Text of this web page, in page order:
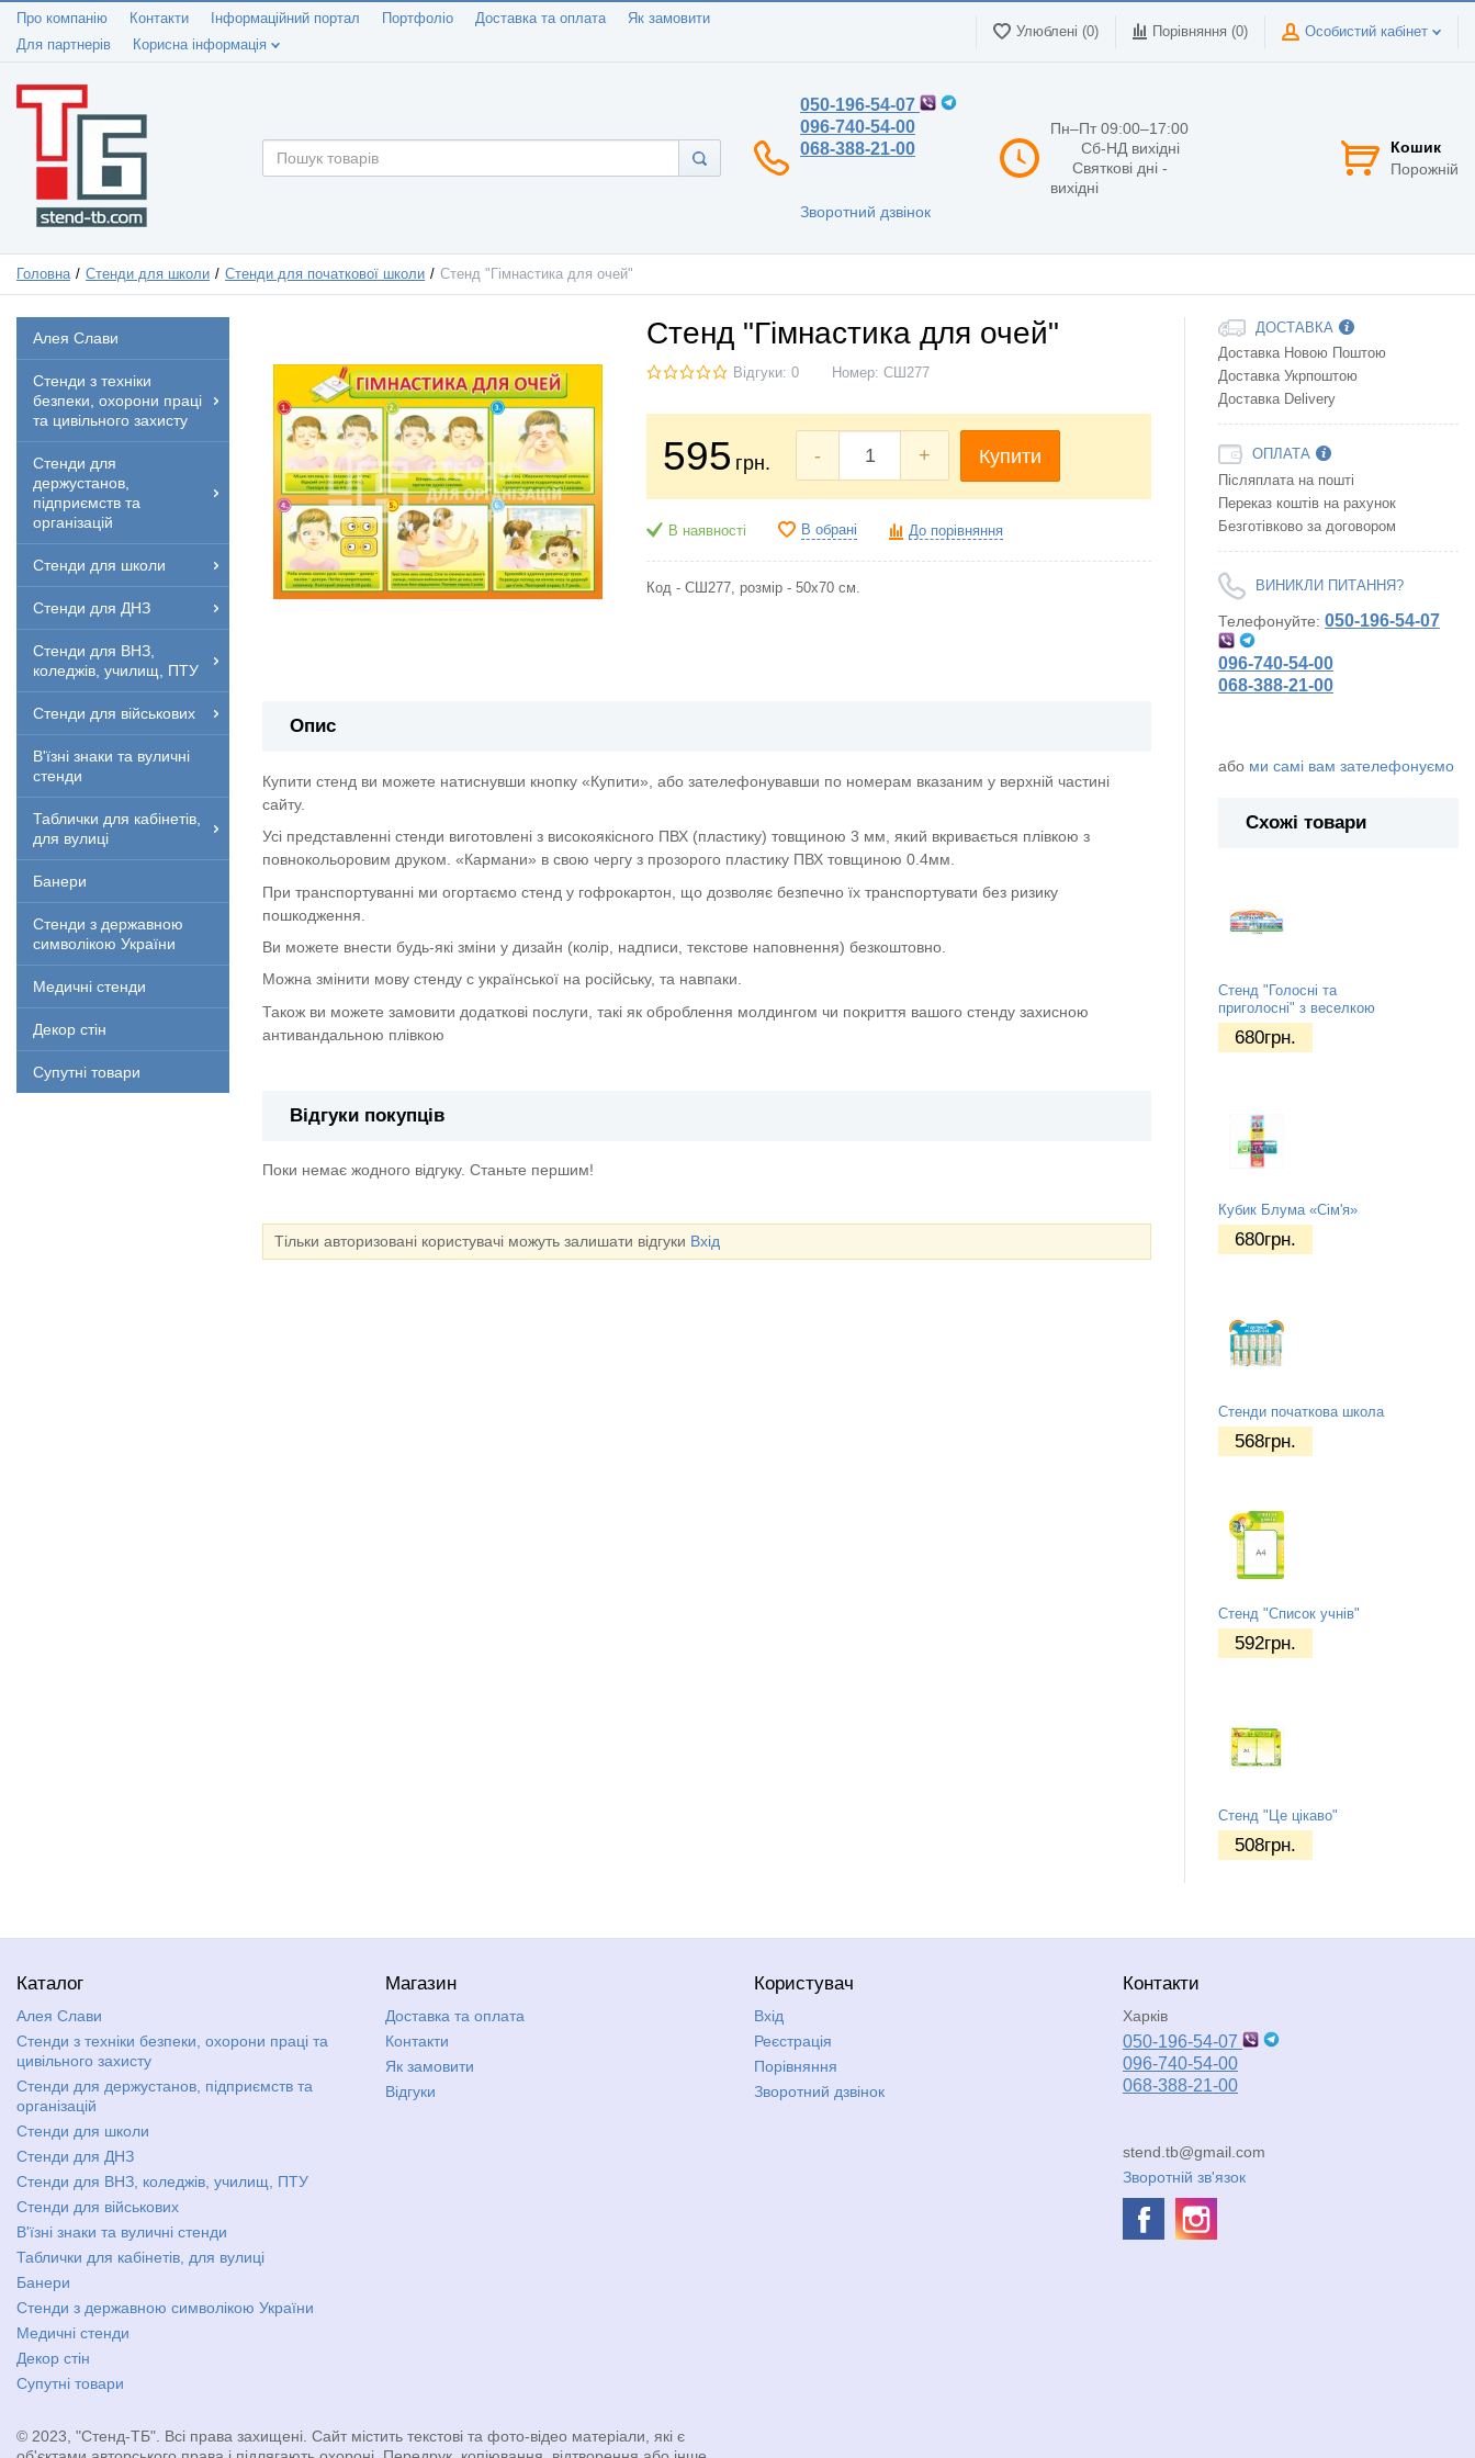
Про компанію Контакти Інформаційний портал Портфоліо Доставка та оплата
Як замовити
Для партнерів
Корисна інформація
Улюблені (0) Порівняння (0) Особистий кабінет
050-196-54-07
096-740-54-00
068-388-21-00
Зворотний дзвінок
Пн–Пт 09:00–17:00
Сб-НД вихідні
Святкові дні -
вихідні
Кошик
Порожній
Головна Стенди для школи Стенди для початкової школи Стенд "Гімнастика для очей"
Алея Слави
Стенди з техніки
безпеки, охорони праці
та цивільного захисту
Стенди для
держустанов,
підприємств та
організацій
Стенди для школи
Стенди для ДНЗ
Стенди для ВНЗ,
коледжів, училищ, ПТУ
Стенди для військових
В'їзні знаки та вуличні
стенди
Таблички для кабінетів,
для вулиці
Банери
Стенди з державною
символікою України
Медичні стенди
Декор стін
Супутні товари
Стенд "Гімнастика для очей"
Відгуки: 0 Номер: СШ277
595 грн. - + Купити
В наявності В обрані До порівняння
Код - СШ277, розмір - 50х70 см.
Опис
Купити стенд ви можете натиснувши кнопку «Купити», або зателефонувавши по номерам вказаним у верхній частині
сайту.
Усі представленні стенди виготовлені з високоякісного ПВХ (пластику) товщиною 3 мм, який вкривається плівкою з
повнокольоровим друком. «Кармани» в свою чергу з прозорого пластику ПВХ товщиною 0.4мм.
При транспортуванні ми огортаємо стенд у гофрокартон, що дозволяє безпечно їх транспортувати без ризику
пошкодження.
Ви можете внести будь-які зміни у дизайн (колір, надписи, текстове наповнення) безкоштовно.
Можна змінити мову стенду с української на російську, та навпаки.
Також ви можете замовити додаткові послуги, такі як оброблення молдингом чи покриття вашого стенду захисною
антивандальною плівкою
Відгуки покупців
Поки немає жодного відгуку. Станьте першим!
Тільки авторизовані користувачі можуть залишати відгуки Вхід
ДОСТАВКА
Доставка Новою Поштою
Доставка Укрпоштою
Доставка Delivery
ОПЛАТА
Післяплата на пошті
Переказ коштів на рахунок
Безготівково за договором
ВИНИКЛИ ПИТАННЯ?
Телефонуйте: 050-196-54-07
096-740-54-00
068-388-21-00
або ми самі вам зателефонуємо
Схожі товари
Стенд "Голосні та
приголосні" з веселкою
680грн.
Кубик Блума «Сім'я»
680грн.
Стенди початкова школа
568грн.
Стенд "Список учнів"
592грн.
Стенд "Це цікаво"
508грн.
Каталог
Алея Слави
Стенди з техніки безпеки, охорони праці та
цивільного захисту
Стенди для держустанов, підприємств та
організацій
Стенди для школи
Стенди для ДНЗ
Стенди для ВНЗ, коледжів, училищ, ПТУ
Стенди для військових
В'їзні знаки та вуличні стенди
Таблички для кабінетів, для вулиці
Банери
Стенди з державною символікою України
Медичні стенди
Декор стін
Супутні товари
Магазин
Доставка та оплата
Контакти
Як замовити
Відгуки
Користувач
Вхід
Реєстрація
Порівняння
Зворотний дзвінок
Контакти
Харків
050-196-54-07
096-740-54-00
068-388-21-00
stend.tb@gmail.com
Зворотній зв'язок
© 2023, "Стенд-ТБ". Всі права захищені. Сайт містить текстові та фото-відео матеріали, які є